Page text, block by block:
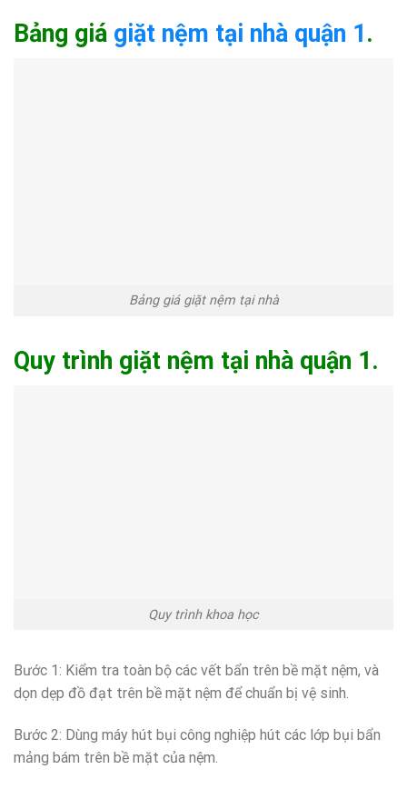
Bảng giá giặt nệm tại nhà quận 1.
Bảng giá giặt nệm tại nhà
Quy trình giặt nệm tại nhà quận 1.
Quy trình khoa học
Bước 1: Kiểm tra toàn bộ các vết bẩn trên bề mặt nệm, và
dọn dẹp đồ đạt trên bề mặt nệm để chuẩn bị vệ sinh.
Bước 2: Dùng máy hút bụi công nghiệp hút các lớp bụi bẩn
mảng bám trên bề mặt của nệm.